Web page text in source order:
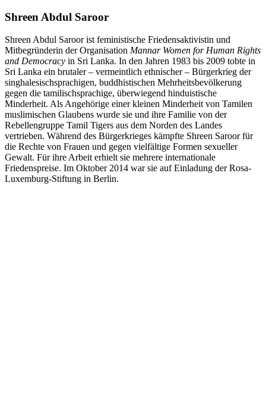
Shreen Abdul Saroor
Shreen Abdul Saroor ist feministische Friedensaktivistin und
Mitbegründerin der Organisation Mannar Women for Human Rights
and Democracy in Sri Lanka. In den Jahren 1983 bis 2009 tobte in
Sri Lanka ein brutaler – vermeintlich ethnischer – Bürgerkrieg der
singhalesischsprachigen, buddhistischen Mehrheitsbevölkerung
gegen die tamilischsprachige, überwiegend hinduistische
Minderheit. Als Angehörige einer kleinen Minderheit von Tamilen
muslimischen Glaubens wurde sie und ihre Familie von der
Rebellengruppe Tamil Tigers aus dem Norden des Landes
vertrieben. Während des Bürgerkrieges kämpfte Shreen Saroor für
die Rechte von Frauen und gegen vielfältige Formen sexueller
Gewalt. Für ihre Arbeit erhielt sie mehrere internationale
Friedenspreise. Im Oktober 2014 war sie auf Einladung der Rosa-
Luxemburg-Stiftung in Berlin.